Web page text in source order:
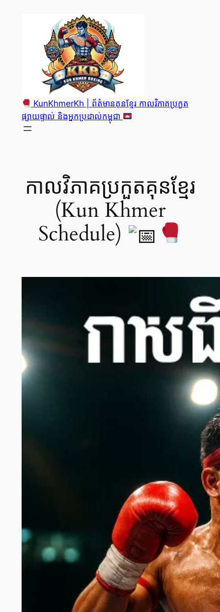
KunKhmerKh | ព័ត៌មានគុនខ្មែរ កាលវិភាគប្រកួត
ផ្សាយផ្ទាល់ និងអ្នកប្រដាល់កម្ពុជា
កាលវិភាគប្រកួតគុនខ្មែរ
(Kun Khmer
Schedule)